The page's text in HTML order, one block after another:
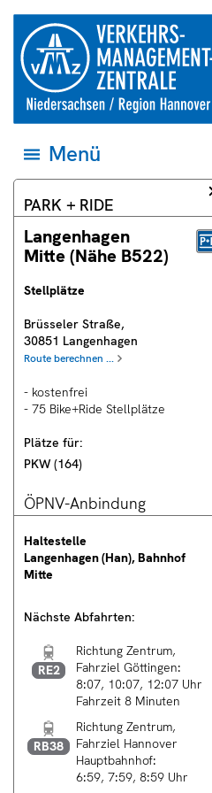
Springe direkt zum Inhalt
zur
Startseite
der
Verkehrsmanagementzentrale
Niedersachsen
und
Region
Menü
öffnen
und
ersten
Eintrag
springen
Menü
City
PARK + RIDE
Langenhagen
Mitte (Nähe B522)
Stellplätze
Brüsseler Straße,
30851 Langenhagen
Route berechnen ...
- kostenfrei
- 75 Bike+Ride Stellplätze
Plätze für:
PKW (164)
ÖPNV-Anbindung
Haltestelle
Langenhagen (Han), Bahnhof
Mitte
Nächste Abfahrten:
Regional-
Express
RE2
Richtung Zentrum,
Fahrziel Göttingen:
8:07 10:07 12:07 Uhr
Fahrzeit 8 Minuten
Regionalbahn
RB38
Richtung Zentrum,
Fahrziel Hannover
Hauptbahnhof:
6:59 7:59 8:59 Uhr